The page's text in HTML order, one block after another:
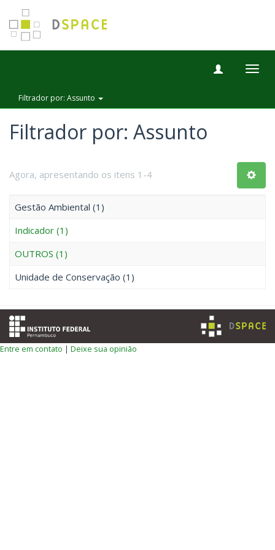
Filtrador por: Assunto
Filtrador por: Assunto
Agora, apresentando os itens 1-4
Gestão Ambiental (1)
Indicador (1)
OUTROS (1)
Unidade de Conservação (1)
Entre em contato | Deixe sua opinião